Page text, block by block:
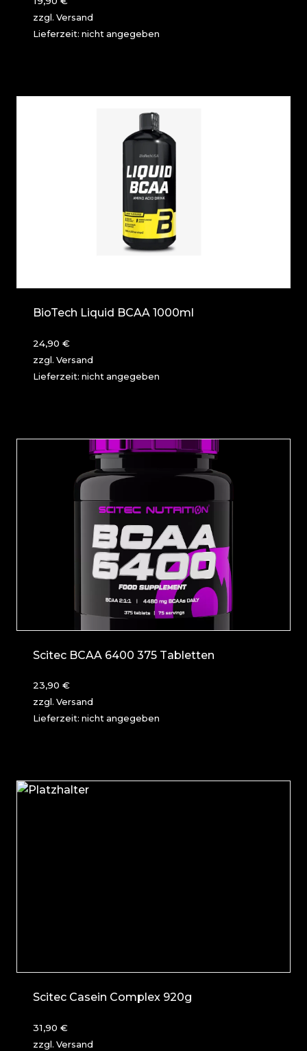
zzgl. Versand
Lieferzeit: nicht angegeben
BioTech Liquid BCAA 1000ml
24,90 €
zzgl. Versand
Lieferzeit: nicht angegeben
Scitec BCAA 6400 375 Tabletten
23,90 €
zzgl. Versand
Lieferzeit: nicht angegeben
Scitec Casein Complex 920g
31,90 €
zzgl. Versand